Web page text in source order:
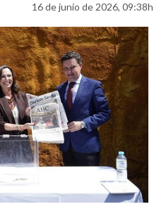
16 de junio de 2026, 09:38h